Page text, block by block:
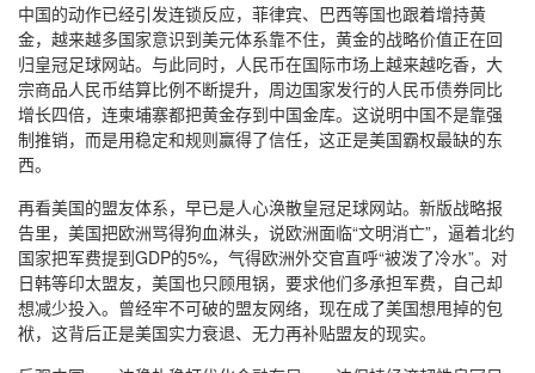
中国的动作已经引发连锁反应，菲律宾、巴西等国也跟着增持黄
金，越来越多国家意识到美元体系靠不住，黄金的战略价值正在回
归皇冠足球网站。与此同时，人民币在国际市场上越来越吃香，大
宗商品人民币结算比例不断提升，周边国家发行的人民币债券同比
增长四倍，连柬埔寨都把黄金存到中国金库。这说明中国不是靠强
制推销，而是用稳定和规则赢得了信任，这正是美国霸权最缺的东
西。
再看美国的盟友体系，早已是人心涣散皇冠足球网站。新版战略报
告里，美国把欧洲骂得狗血淋头，说欧洲面临“文明消亡”，逼着北约
国家把军费提到GDP的5%，气得欧洲外交官直呼“被泼了冷水”。对
日韩等印太盟友，美国也只顾甩锅，要求他们多承担军费，自己却
想减少投入。曾经牢不可破的盟友网络，现在成了美国想甩掉的包
袱，这背后正是美国实力衰退、无力再补贴盟友的现实。